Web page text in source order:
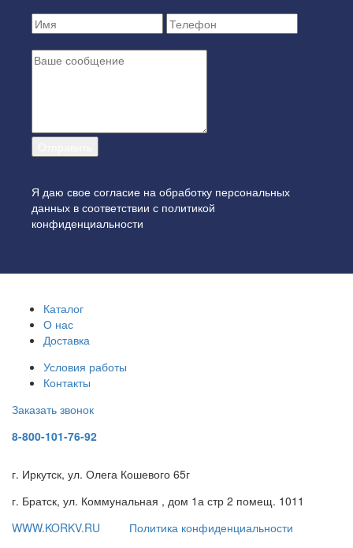
Я даю свое согласие на обработку персональных
данных в соответствии с политикой
конфиденциальности
Каталог
О нас
Доставка
Условия работы
Контакты
Заказать звонок
8-800-101-76-92
г. Иркутск, ул. Олега Кошевого 65г
г. Братск, ул. Коммунальная , дом 1а стр 2 помещ. 1011
WWW.KORKV.RU
Политика конфиденциальности